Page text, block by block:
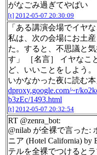
がなごみ過ぎてやばい
[t] 2012-05-07 20:30:09
「ある講演会場でイヤ
私は、次の会場にお土
た。すると、不思議と
す」 ［名言］ イヤなこ
ど、いいことをしよう
いかなかった夜に読む
dproxy.google.com/~r/
b3zEc/1493.html
[t] 2012-05-07 20:32:54
RT @zenra_bot:
@nilab が全裸で言った:
ニア (Hotel California) by
テルを全裸でつけると